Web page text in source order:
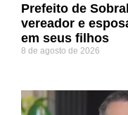
Prefeito de
vereador e
em seus filhos
8 de agosto de 2026